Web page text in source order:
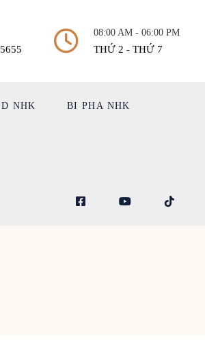
08:00 AM - 06:00 PM
THỨ 2 - THỨ 7
NHK BI PHA NHK